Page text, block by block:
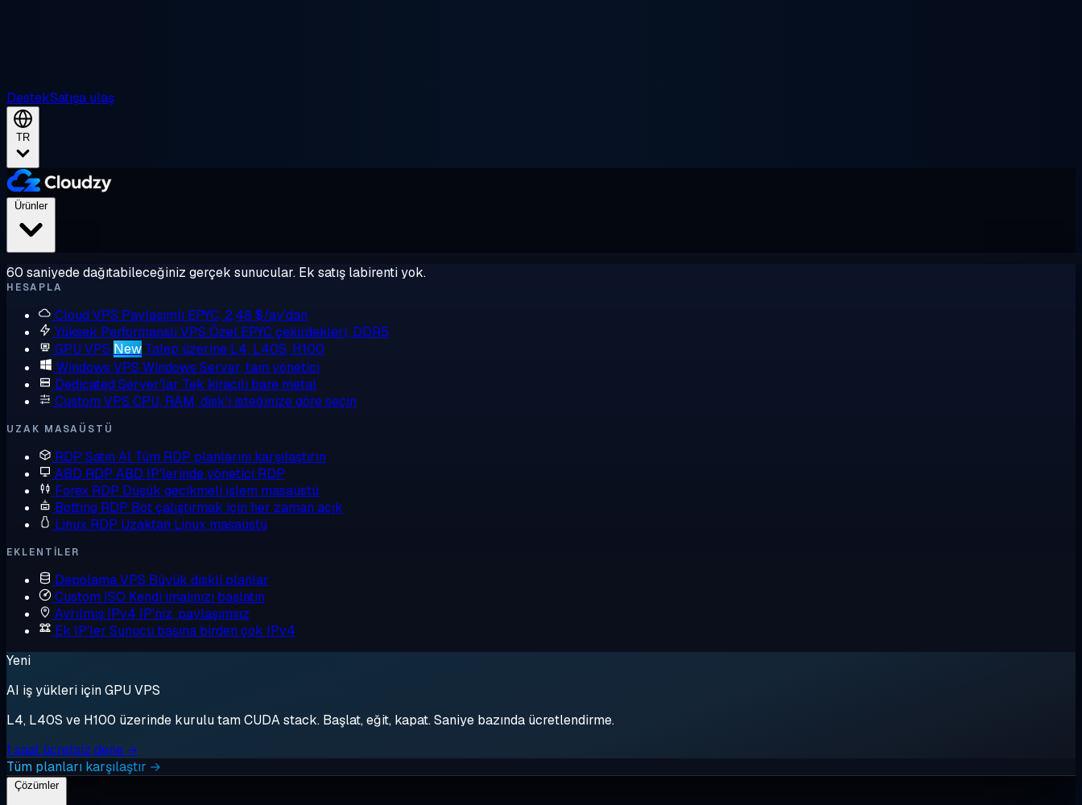
DestekSatışa ulaş
TR
Ürünler
60 saniyede dağıtabileceğiniz gerçek sunucular. Ek satış labirenti yok.
HESAPLA
Cloud VPS Paylaşımlı EPYC, 2,48 $/ay'dan
Yüksek Performanslı VPS Özel EPYC çekirdekleri, DDR5
GPU VPS New Talep üzerine L4, L40S, H100
Windows VPS Windows Server, tam yönetici
Dedicated Server'lar Tek kiracılı bare metal
Custom VPS CPU, RAM, disk'i isteğinize göre seçin
UZAK MASAÜSTÜ
RDP Satın Al Tüm RDP planlarını karşılaştırın
ABD RDP ABD IP'lerinde yönetici RDP
Forex RDP Düşük gecikmeli işlem masaüstü
Botting RDP Bot çalıştırmak için her zaman açık
Linux RDP Uzaktan Linux masaüstü
EKLENTILER
Depolama VPS Büyük diskli planlar
Custom ISO Kendi imajınızı başlatın
Ayrılmış IPv4 IP'niz, paylaşımsız
Ek IP'ler Sunucu başına birden çok IPv4
Yeni
AI iş yükleri için GPU VPS
L4, L40S ve H100 üzerinde kurulu tam CUDA stack. Başlat, eğit, kapat. Saniye bazında ücretlendirme.
1 saat ücretsiz dene →
Tüm planları karşılaştır →
Çözümler